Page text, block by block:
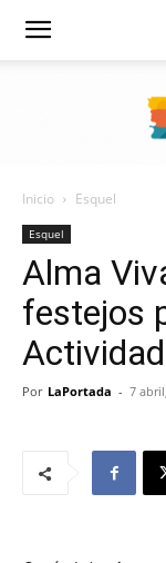
Diario
Portada
Inicio Esquel
Esquel
Alma
festejos
Por LaPortada - 7